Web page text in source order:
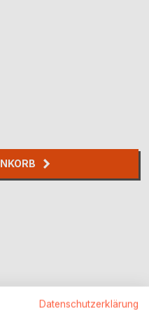
Datenschutzerklärung